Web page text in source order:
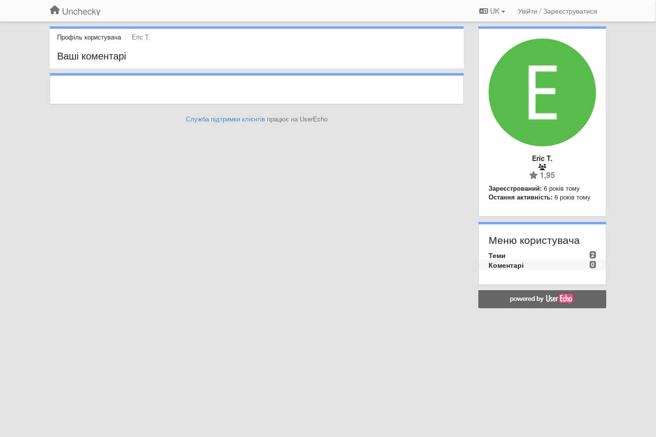
Unchecky UK Увійти / Зареєструватися
Профіль користувача Eric T.
Ваші коментарі
Служба підтримки клієнтівпрацює на UserEcho
Eric T.
1,95
Зареєстрований: 6 років тому
Остання активність: 6 років тому
Меню користувача
2
Теми
0
Коментарі